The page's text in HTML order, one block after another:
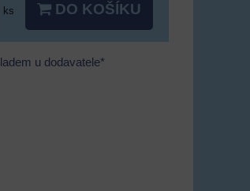
ks DO KOŠÍKU
u dodavatele*